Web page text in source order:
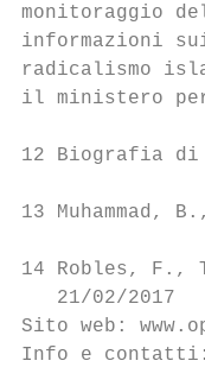
monitoraggio
informazioni
radicalismo
il ministero
12 Biografia di
13
14 Robles, F.,
   21/02/2017
Sito web:
Info e